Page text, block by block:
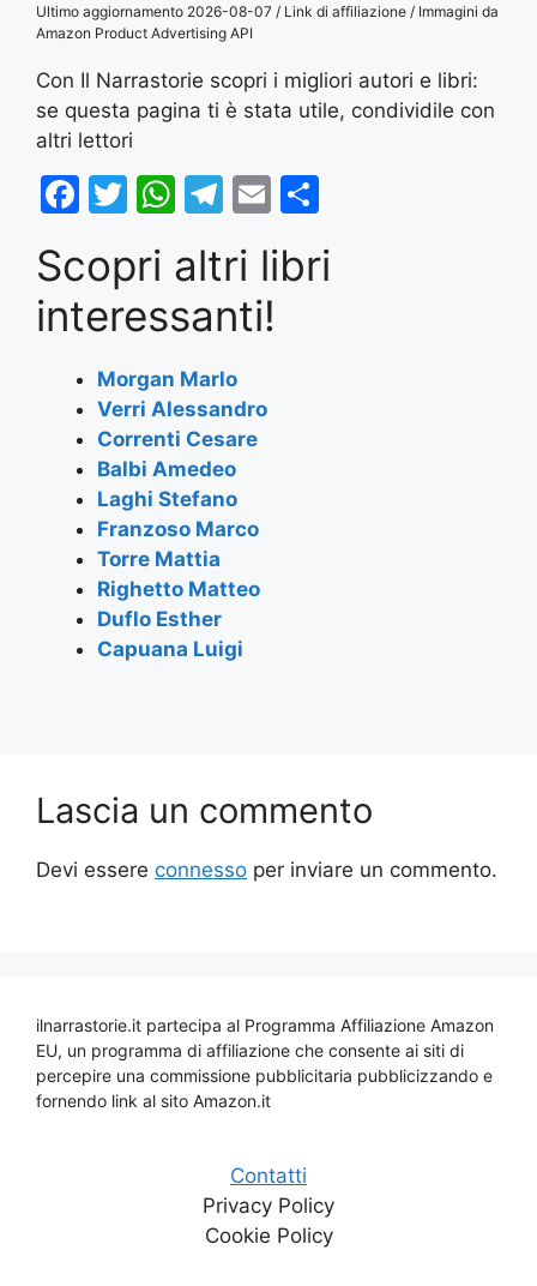
Ultimo aggiornamento 2026-08-07 / Link di affiliazione / Immagini da
Amazon Product Advertising API
Con Il Narrastorie scopri i migliori autori e libri:
se questa pagina ti è stata utile, condividile con
altri lettori
F
c
e
b
o
o
k
T
itt
er
W
at
s
A
p
p
T
e
gr
a
m
E
ai
l
ar
Scopri altri libri
interessanti!
Morgan Marlo
Verri Alessandro
Correnti Cesare
Balbi Amedeo
Laghi Stefano
Franzoso Marco
Torre Mattia
Righetto Matteo
Duflo Esther
Capuana Luigi
Lascia un commento
Devi essere connesso per inviare un commento.
ilnarrastorie.it partecipa al Programma Affiliazione Amazon
EU, un programma di affiliazione che consente ai siti di
percepire una commissione pubblicitaria pubblicizzando e
fornendo link al sito Amazon.it
Contatti
Privacy Policy
Cookie Policy